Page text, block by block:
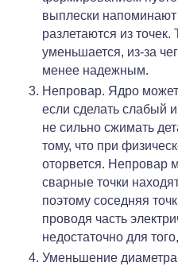
выплески
разлетаются из точек.
уменьшается, из-за
менее надежным.
Непровар. Ядро
если сделать слабый
не сильно сжимать
тому, что при
оторвется. Непровар
сварные точки
поэтому соседняя
проводя часть
недостаточно для
Уменьшение диаметра